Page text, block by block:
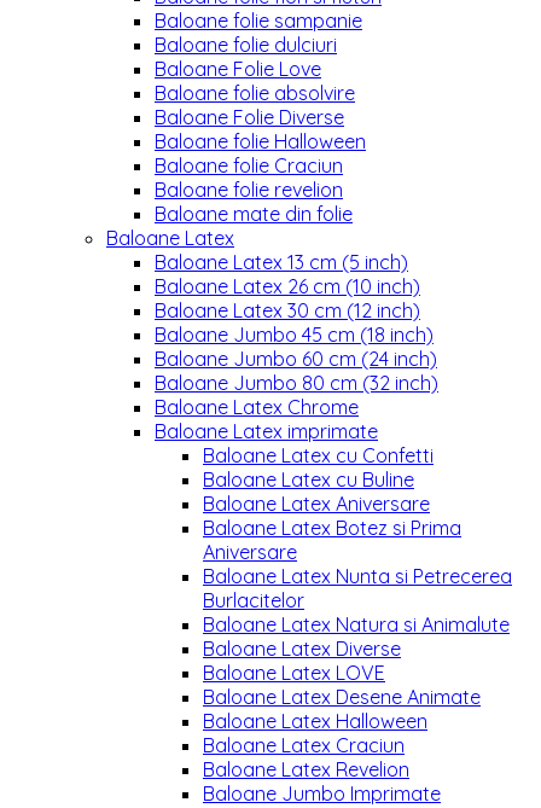
Baloane folie sampanie
Baloane folie dulciuri
Baloane Folie Love
Baloane folie absolvire
Baloane Folie Diverse
Baloane folie Halloween
Baloane folie Craciun
Baloane folie revelion
Baloane mate din folie
Baloane Latex
Baloane Latex 13 cm (5 inch)
Baloane Latex 26 cm (10 inch)
Baloane Latex 30 cm (12 inch)
Baloane Jumbo 45 cm (18 inch)
Baloane Jumbo 60 cm (24 inch)
Baloane Jumbo 80 cm (32 inch)
Baloane Latex Chrome
Baloane Latex imprimate
Baloane Latex cu Confetti
Baloane Latex cu Buline
Baloane Latex Aniversare
Baloane Latex Botez si Prima
Aniversare
Baloane Latex Nunta si Petrecerea
Burlacitelor
Baloane Latex Natura si Animalute
Baloane Latex Diverse
Baloane Latex LOVE
Baloane Latex Desene Animate
Baloane Latex Halloween
Baloane Latex Craciun
Baloane Latex Revelion
Baloane Jumbo Imprimate